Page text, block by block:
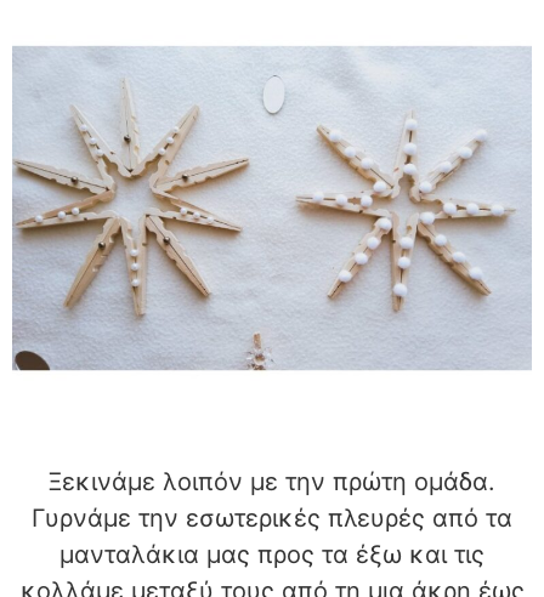
Ξεκινάμε λοιπόν με την πρώτη ομάδα.
Γυρνάμε την εσωτερικές πλευρές από τα
μανταλάκια μας προς τα έξω και τις